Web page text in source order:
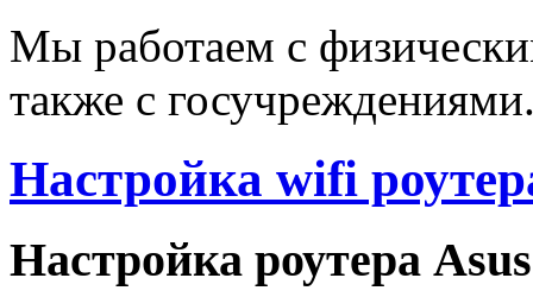
Мы работаем с
также с
Настройка wifi
Настройка роутера